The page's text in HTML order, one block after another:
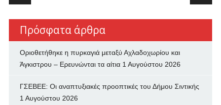
Πρόσφατα άρθρα
Οριοθετήθηκε η πυρκαγιά μεταξύ Αχλαδοχωρίου και
Άγκιστρου – Ερευνώνται τα αίτια 1 Αυγούστου 2026
ΓΣΕΒΕΕ: Οι αναπτυξιακές προοπτικές του Δήμου Σιντικής
1 Αυγούστου 2026